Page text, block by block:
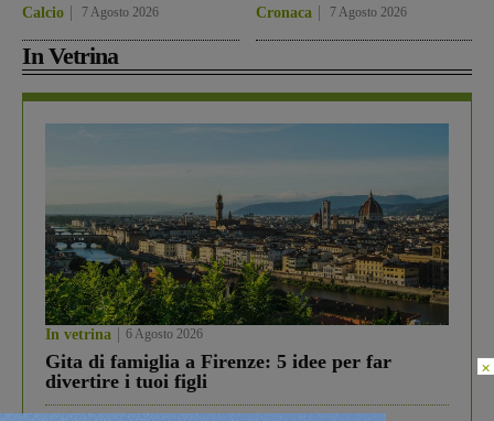
Calcio 7 Agosto 2026 Cronaca 7 Agosto 2026
In Vetrina
In vetrina 6 Agosto 2026
Gita di famiglia a Firenze: 5 idee per far
divertire i tuoi figli
×